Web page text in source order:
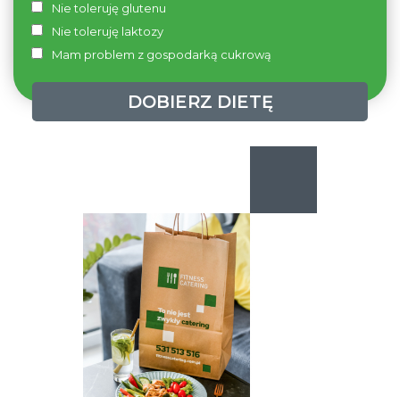
Nie toleruję glutenu
Nie toleruję laktozy
Mam problem z gospodarką cukrową
DOBIERZ DIETĘ